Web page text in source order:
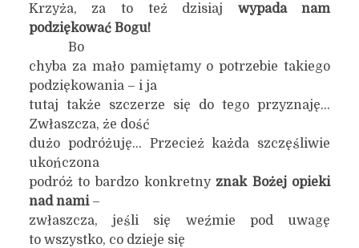
Krzyża, za to też dzisiaj wypada nam
podziękować Bogu!
Bo
chyba za mało pamiętamy o potrzebie takiego
podziękowania – i ja
tutaj także szczerze się do tego przyznaję…
Zwłaszcza, że dość
dużo podróżuję… Przecież każda szczęśliwie
ukończona
podróż to bardzo konkretny znak Bożej opieki
nad nami–
zwłaszcza, jeśli się weźmie pod uwagę
to wszystko, co dzieje się